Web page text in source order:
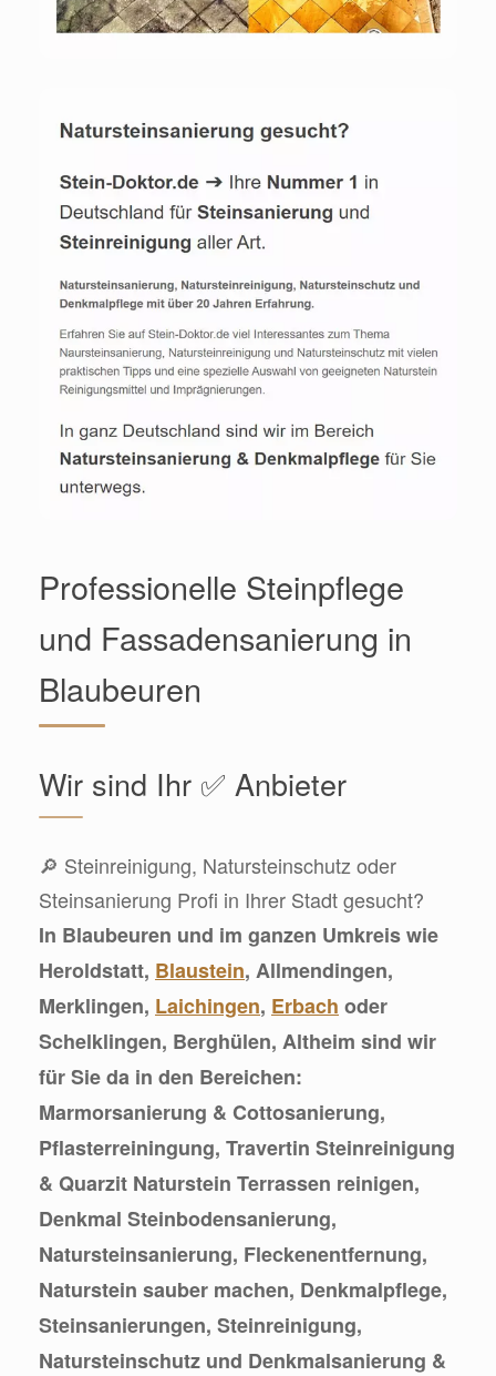
Professionelle Steinpflege
und Fassadensanierung in
Blaubeuren
Wir sind Ihr ✅ Anbieter
🔎 Steinreinigung, Natursteinschutz oder
Steinsanierung Profi in Ihrer Stadt gesucht?
In Blaubeuren und im ganzen Umkreis wie
Heroldstatt, Blaustein, Allmendingen,
Merklingen, Laichingen, Erbach oder
Schelklingen, Berghülen, Altheim sind wir
für Sie da in den Bereichen:
Marmorsanierung & Cottosanierung,
Pflasterreiningung, Travertin Steinreinigung
& Quarzit Naturstein Terrassen reinigen,
Denkmal Steinbodensanierung,
Natursteinsanierung, Fleckenentfernung,
Naturstein sauber machen, Denkmalpflege,
Steinsanierungen, Steinreinigung,
Natursteinschutz und Denkmalsanierung &